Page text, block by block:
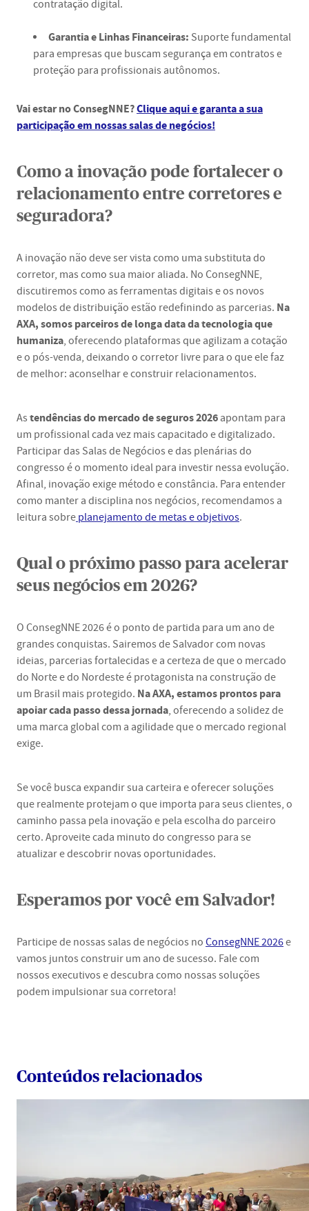
contratação digital.
Garantia e Linhas Financeiras: Suporte fundamental
para empresas que buscam segurança em contratos e
proteção para profissionais autônomos.
Vai estar no ConsegNNE?Clique aqui e garanta a sua
participação em nossas salas de negócios!
Como a inovação pode fortalecer o
relacionamento entre corretores e
seguradora?
A inovação não deve ser vista como uma substituta do
corretor, mas como sua maior aliada. No ConsegNNE,
discutiremos como as ferramentas digitais e os novos
modelos de distribuição estão redefinindo as parcerias. Na
AXA, somos parceiros de longa data da tecnologia que
humaniza, oferecendo plataformas que agilizam a cotação
e o pós-venda, deixando o corretor livre para o que ele faz
de melhor: aconselhar e construir relacionamentos.
As tendências do mercado de seguros 2026 apontam para
um profissional cada vez mais capacitado e digitalizado.
Participar das Salas de Negócios e das plenárias do
congresso é o momento ideal para investir nessa evolução.
Afinal, inovação exige método e constância. Para entender
como manter a disciplina nos negócios, recomendamos a
leitura sobre planejamento de metas e objetivos.
Qual o próximo passo para acelerar
seus negócios em 2026?
O ConsegNNE 2026 é o ponto de partida para um ano de
grandes conquistas. Sairemos de Salvador com novas
ideias, parcerias fortalecidas e a certeza de que o mercado
do Norte e do Nordeste é protagonista na construção de
um Brasil mais protegido. Na AXA, estamos prontos para
apoiar cada passo dessa jornada, oferecendo a solidez de
uma marca global com a agilidade que o mercado regional
exige.
Se você busca expandir sua carteira e oferecer soluções
que realmente protejam o que importa para seus clientes, o
caminho passa pela inovação e pela escolha do parceiro
certo. Aproveite cada minuto do congresso para se
atualizar e descobrir novas oportunidades.
Esperamos por você em Salvador!
Participe de nossas salas de negócios no ConsegNNE 2026e
vamos juntos construir um ano de sucesso. Fale com
nossos executivos e descubra como nossas soluções
podem impulsionar sua corretora!
Conteúdos relacionados